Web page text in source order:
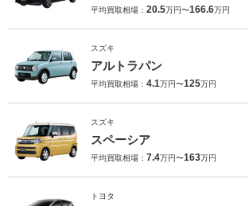
平均買取相場： 20.5万円〜166.6万円
スズキ
アルトラパン
平均買取相場： 4.1万円〜125万円
スズキ
スペーシア
平均買取相場： 7.4万円〜163万円
トヨタ